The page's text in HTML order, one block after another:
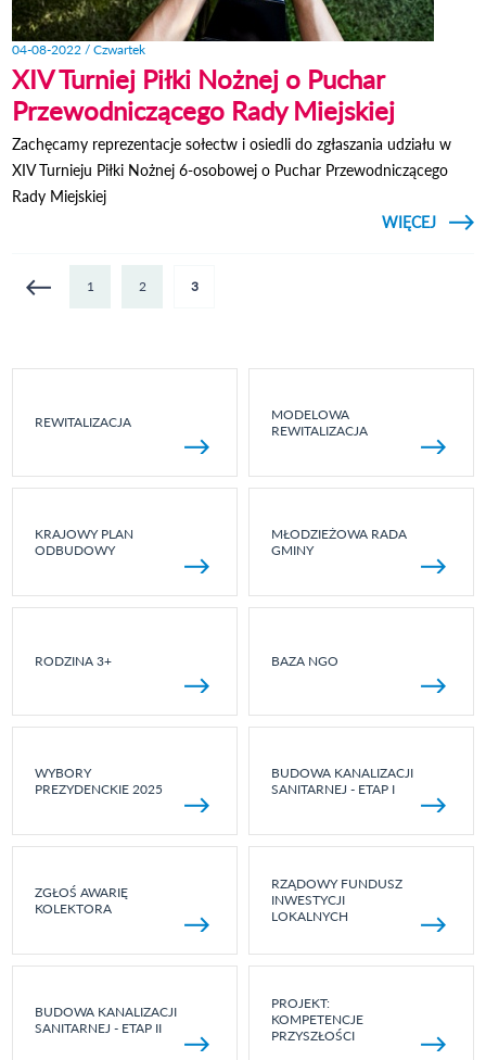
04-08-2022 / Czwartek
XIV Turniej Piłki Nożnej o Puchar
Przewodniczącego Rady Miejskiej
Zachęcamy reprezentacje sołectw i osiedli do zgłaszania udziału w
XIV Turnieju Piłki Nożnej 6-osobowej o Puchar Przewodniczącego
Rady Miejskiej
CZYTAJ
WIĘCEJ
O
Strony 1 2 3
REWITALIZACJA
MODELOWA
REWITALIZACJA
KRAJOWY PLAN
ODBUDOWY
MŁODZIEŻOWA RADA
GMINY
RODZINA 3+ BAZA NGO
WYBORY
PREZYDENCKIE 2025
BUDOWA KANALIZACJI
SANITARNEJ - ETAP I
ZGŁOŚ AWARIĘ
KOLEKTORA
RZĄDOWY FUNDUSZ
INWESTYCJI
LOKALNYCH
BUDOWA KANALIZACJI
SANITARNEJ - ETAP II
PROJEKT:
KOMPETENCJE
PRZYSZŁOŚCI